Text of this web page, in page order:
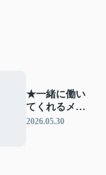
★一緒に働い
てくれるメン
バーを募集し
2026.05.30